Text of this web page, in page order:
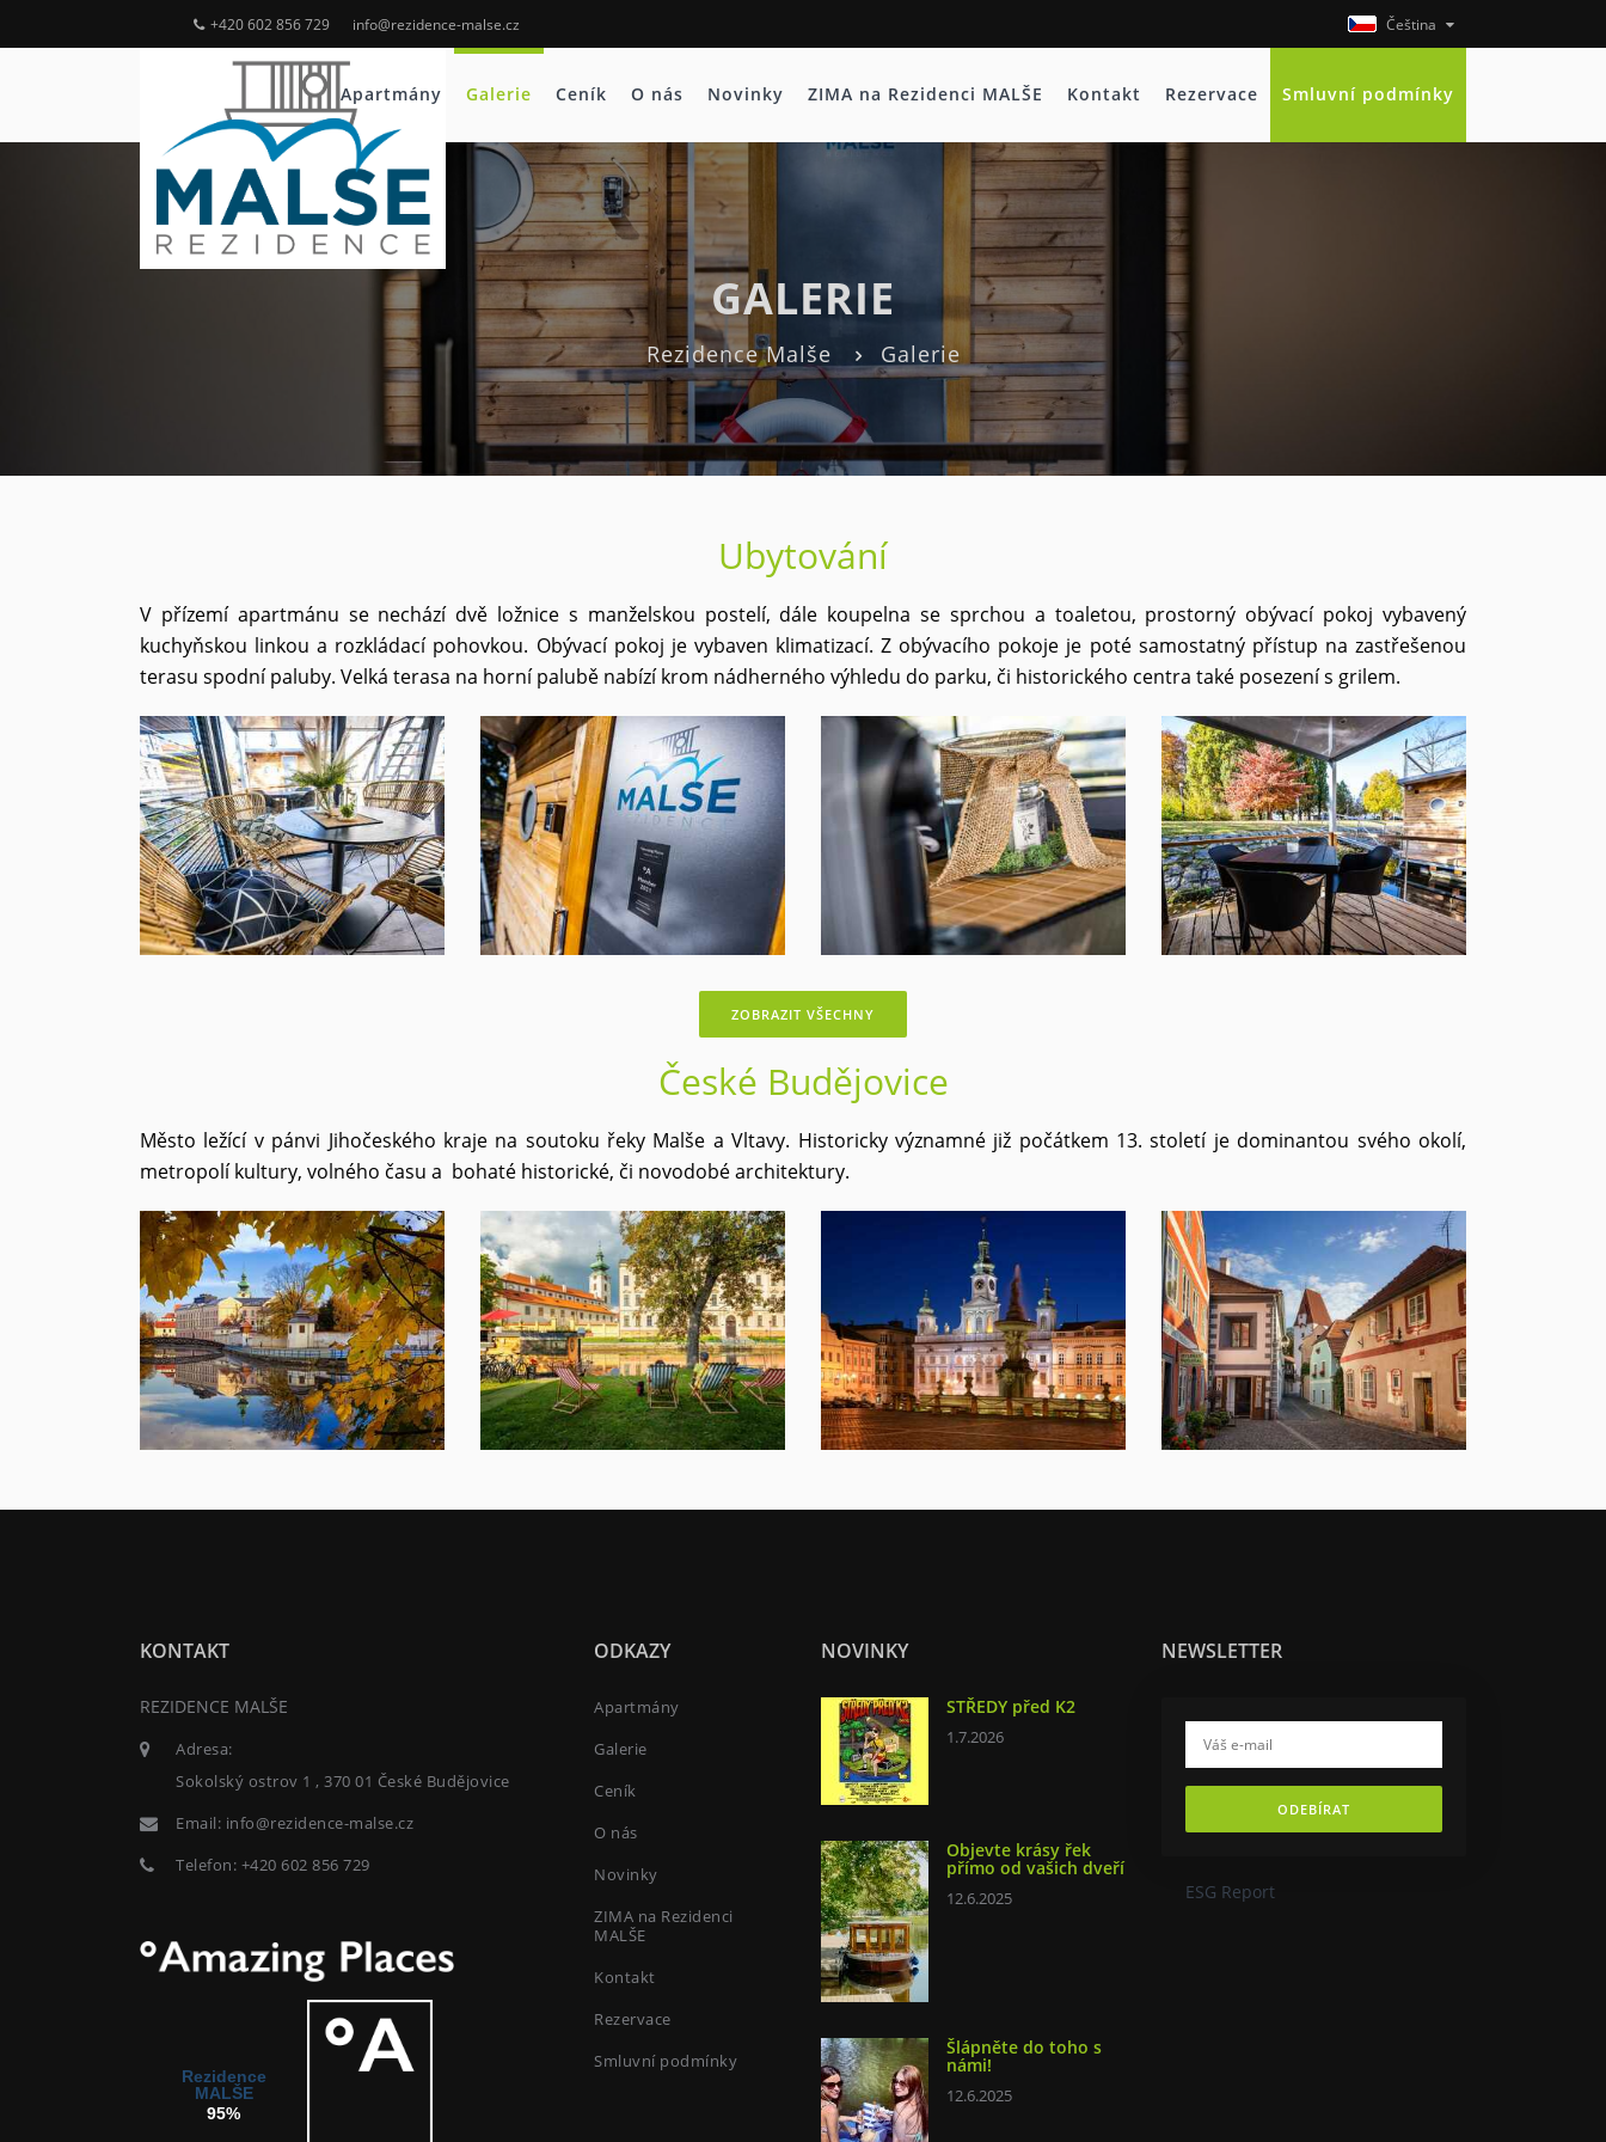
+420 602 856 729 info@rezidence-malse.cz Čeština
Apartmány Galerie Ceník O nás Novinky ZIMA na Rezidenci MALŠE Kontakt Rezervace Smluvní podmínky
GALERIE
Rezidence Malše Galerie
Ubytování
V přízemí apartmánu se nechází dvě ložnice s manželskou postelí, dále koupelna se sprchou a toaletou, prostorný obývací pokoj vybavený
kuchyňskou linkou a rozkládací pohovkou. Obývací pokoj je vybaven klimatizací. Z obývacího pokoje je poté samostatný přístup na zastřešenou
terasu spodní paluby. Velká terasa na horní palubě nabízí krom nádherného výhledu do parku, či historického centra také posezení s grilem.
ZOBRAZIT VŠECHNY
České Budějovice
Město ležící v pánvi Jihočeského kraje na soutoku řeky Malše a Vltavy. Historicky významné již počátkem 13. století je dominantou svého okolí,
metropolí kultury, volného času a bohaté historické, či novodobé architektury.
KONTAKT
REZIDENCE MALŠE
Adresa:
Sokolský ostrov 1 , 370 01 České Budějovice
Email: info@rezidence-malse.cz
Telefon: +420 602 856 729
Rezidence
MALŠE
95%
ODKAZY
Apartmány
Galerie
Ceník
O nás
Novinky
ZIMA na Rezidenci
MALŠE
Kontakt
Rezervace
Smluvní podmínky
NOVINKY
STŘEDY před K2
1.7.2026
Objevte krásy řek
přímo od vašich dveří
12.6.2025
Šlápněte do toho s
námi!
12.6.2025
NEWSLETTER
ODEBÍRAT
ESG Report